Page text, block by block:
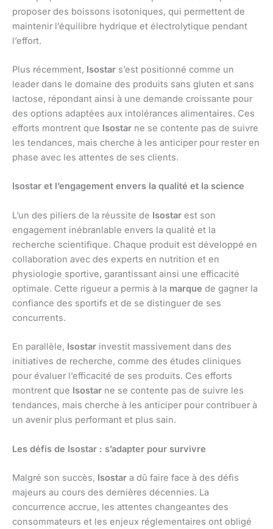
proposer des boissons isotoniques, qui permettent de
maintenir l’équilibre hydrique et électrolytique pendant
l’effort.
Plus récemment, Isostar s’est positionné comme un
leader dans le domaine des produits sans gluten et sans
lactose, répondant ainsi à une demande croissante pour
des options adaptées aux intolérances alimentaires. Ces
efforts montrent que Isostar ne se contente pas de suivre
les tendances, mais cherche à les anticiper pour rester en
phase avec les attentes de ses clients.
Isostar et l’engagement envers la qualité et la science
L’un des piliers de la réussite de Isostar est son
engagement inébranlable envers la qualité et la
recherche scientifique. Chaque produit est développé en
collaboration avec des experts en nutrition et en
physiologie sportive, garantissant ainsi une efficacité
optimale. Cette rigueur a permis à la marque de gagner la
confiance des sportifs et de se distinguer de ses
concurrents.
En parallèle, Isostar investit massivement dans des
initiatives de recherche, comme des études cliniques
pour évaluer l’efficacité de ses produits. Ces efforts
montrent que Isostar ne se contente pas de suivre les
tendances, mais cherche à les anticiper pour contribuer à
un avenir plus performant et plus sain.
Les défis de Isostar : s’adapter pour survivre
Malgré son succès, Isostar a dû faire face à des défis
majeurs au cours des dernières décennies. La
concurrence accrue, les attentes changeantes des
consommateurs et les enjeux réglementaires ont obligé